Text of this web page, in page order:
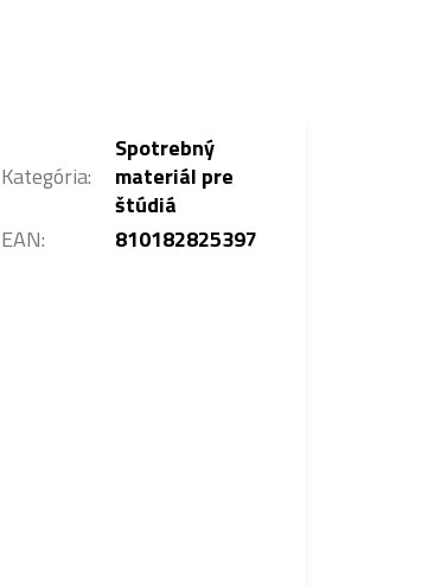
Kategória:
Spotrebný
materiál pre
štúdiá
EAN: 810182825397